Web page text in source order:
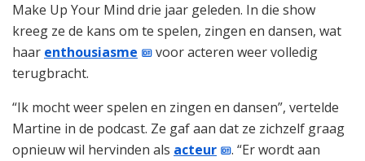
Make Up Your Mind drie jaar geleden. In die show
kreeg ze de kans om te spelen, zingen en dansen, wat
haar enthousiasme
voor acteren weer volledig
terugbracht.
“Ik mocht weer spelen en zingen en dansen”, vertelde
Martine in de podcast. Ze gaf aan dat ze zichzelf graag
opnieuw wil hervinden als acteur
. “Er wordt aan